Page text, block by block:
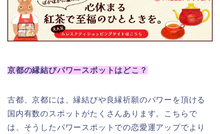
京都の縁結びパワースポットはどこ？
古都、京都には、縁結びや良縁祈願のパワーを頂ける
国内有数のスポットがたくさんあります。こちらで
は、そうしたパワースポットでの恋愛運アップでより